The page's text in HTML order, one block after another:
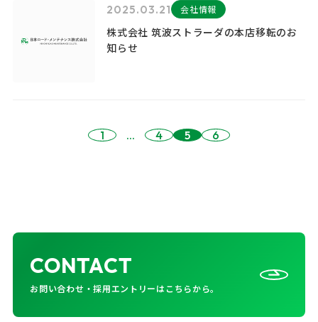
2025.03.21 会社情報
株式会社 筑波ストラーダの本店移転のお
知らせ
1 ... 4 5 6
CONTACT
お問い合わせ・採用エントリーはこちらから。